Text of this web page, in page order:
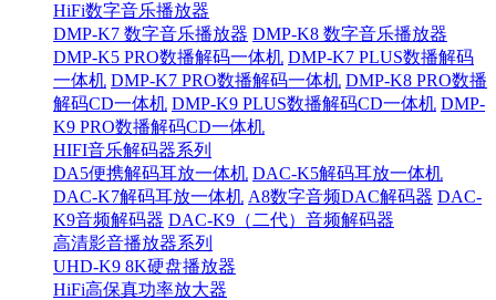
HiFi数字音乐播放器
DMP-K7 数字音乐播放器 DMP-K8 数字音乐播放器
DMP-K5 PRO数播解码一体机 DMP-K7 PLUS数播解码
一体机 DMP-K7 PRO数播解码一体机 DMP-K8 PRO数播
解码CD一体机 DMP-K9 PLUS数播解码CD一体机 DMP-
K9 PRO数播解码CD一体机
HIFI音乐解码器系列
DA5便携解码耳放一体机 DAC-K5解码耳放一体机
DAC-K7解码耳放一体机 A8数字音频DAC解码器 DAC-
K9音频解码器 DAC-K9（二代）音频解码器
高清影音播放器系列
UHD-K9 8K硬盘播放器
HiFi高保真功率放大器